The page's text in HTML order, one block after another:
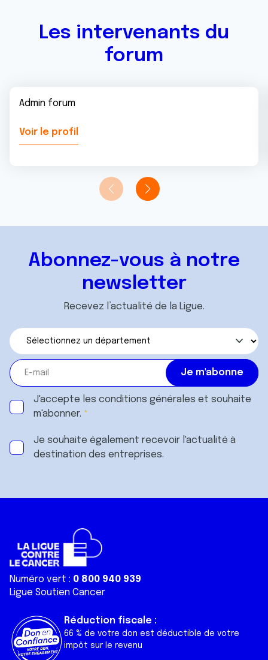
Les intervenants du
forum
Admin forum
Voir le profil
Abonnez-vous à notre
newsletter
Recevez l’actualité de la Ligue.
J'accepte les conditions générales et souhaite
m'abonner.
Je souhaite également recevoir l'actualité à
destination des entreprises.
Numéro vert : 0 800 940 939
Ligue Soutien Cancer
Réduction fiscale :
66 % de votre don est déductible de votre
impôt sur le revenu